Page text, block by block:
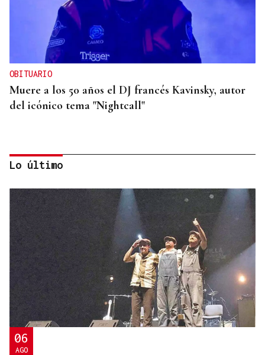
OBITUARIO
Muere a los 50 años el DJ francés Kavinsky, autor
del icónico tema "Nightcall"
OBITUARIO
Muere Glen Hansard, protagonista de Once y
ganador de un Oscar por "Falling Slowly", a los 56
años
Lo último
06
AGO